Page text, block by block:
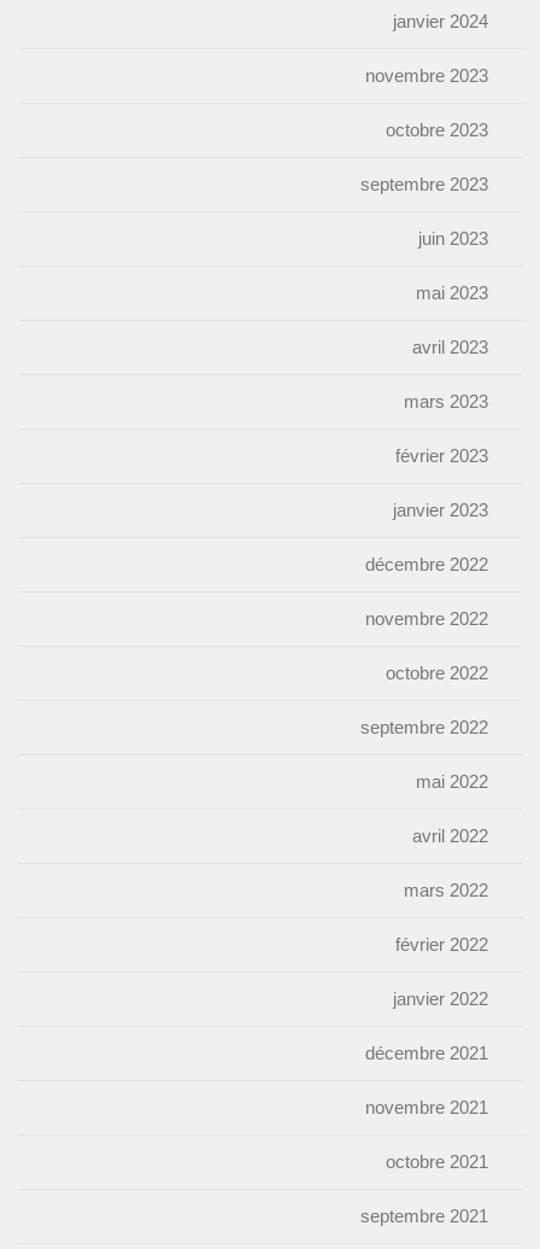
janvier 2024
novembre 2023
octobre 2023
septembre 2023
juin 2023
mai 2023
avril 2023
mars 2023
février 2023
janvier 2023
décembre 2022
novembre 2022
octobre 2022
septembre 2022
mai 2022
avril 2022
mars 2022
février 2022
janvier 2022
décembre 2021
novembre 2021
octobre 2021
septembre 2021